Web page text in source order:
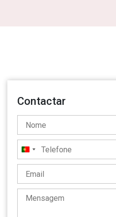
Contactar
Portugal
+351